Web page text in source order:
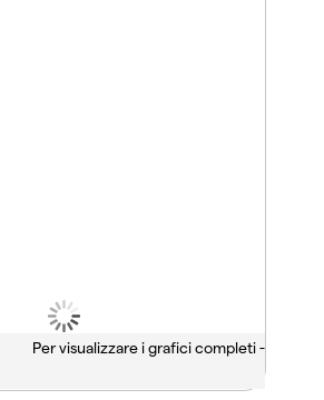
Per visualizzare i grafici completi -